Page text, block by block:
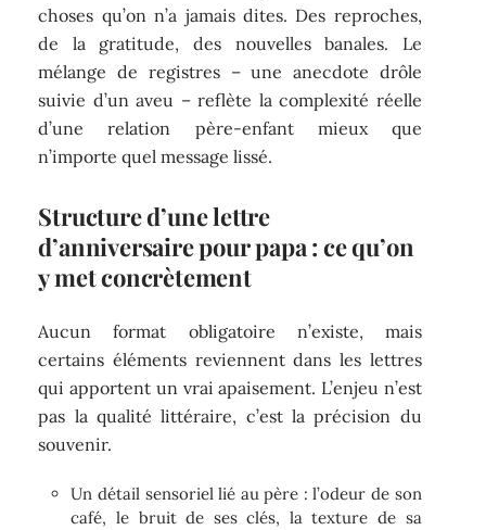
choses qu’on n’a jamais dites. Des reproches,
de la gratitude, des nouvelles banales. Le
mélange de registres – une anecdote drôle
suivie d’un aveu – reflète la complexité réelle
d’une relation père-enfant mieux que
n’importe quel message lissé.
Structure d’une lettre
d’anniversaire pour papa : ce qu’on
y met concrètement
Aucun format obligatoire n’existe, mais
certains éléments reviennent dans les lettres
qui apportent un vrai apaisement. L’enjeu n’est
pas la qualité littéraire, c’est la précision du
souvenir.
Un détail sensoriel lié au père : l’odeur de son
café, le bruit de ses clés, la texture de sa